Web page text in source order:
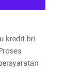
kredit bri